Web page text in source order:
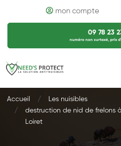
mon compte
09 78 23
numéro non surtaxé, prix
Accueil
Les nuisibles
destruction de nid de frelons
Loiret